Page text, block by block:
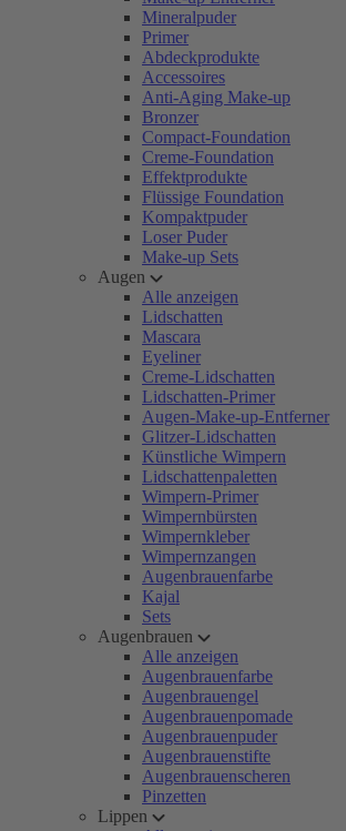
Mineralpuder
Primer
Abdeckprodukte
Accessoires
Anti-Aging Make-up
Bronzer
Compact-Foundation
Creme-Foundation
Effektprodukte
Flüssige Foundation
Kompaktpuder
Loser Puder
Make-up Sets
Augen
Alle anzeigen
Lidschatten
Mascara
Eyeliner
Creme-Lidschatten
Lidschatten-Primer
Augen-Make-up-Entferner
Glitzer-Lidschatten
Künstliche Wimpern
Lidschattenpaletten
Wimpern-Primer
Wimpernbürsten
Wimpernkleber
Wimpernzangen
Augenbrauenfarbe
Kajal
Sets
Augenbrauen
Alle anzeigen
Augenbrauenfarbe
Augenbrauengel
Augenbrauenpomade
Augenbrauenpuder
Augenbrauenstifte
Augenbrauenscheren
Pinzetten
Lippen